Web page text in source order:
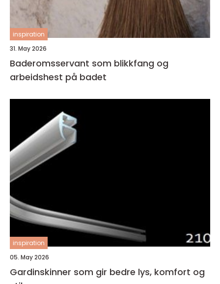
inspiration
31. May 2026
Baderomsservant som blikkfang og
arbeidshest på badet
inspiration
05. May 2026
Gardinskinner som gir bedre lys, komfort og